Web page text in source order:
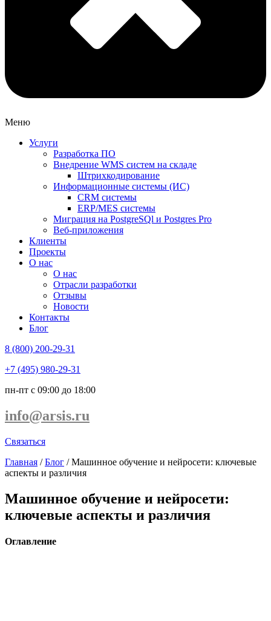
Меню
Услуги
Разработка ПО
Внедрение WMS систем на складе
Штрихкодирование
Информационные системы (ИС)
CRM системы
ERP/MES системы
Миграция на PostgreSQl и Postgres Pro
Веб-приложения
Клиенты
Проекты
О нас
О нас
Отрасли разработки
Отзывы
Новости
Контакты
Блог
8 (800) 200-29-31
+7 (495) 980-29-31
пн-пт с 09:00 до 18:00
info@arsis.ru
Связаться
Главная /Блог /Машинное обучение и нейросети: ключевые
аспекты и различия
Машинное обучение и нейросети:
ключевые аспекты и различия
Оглавление